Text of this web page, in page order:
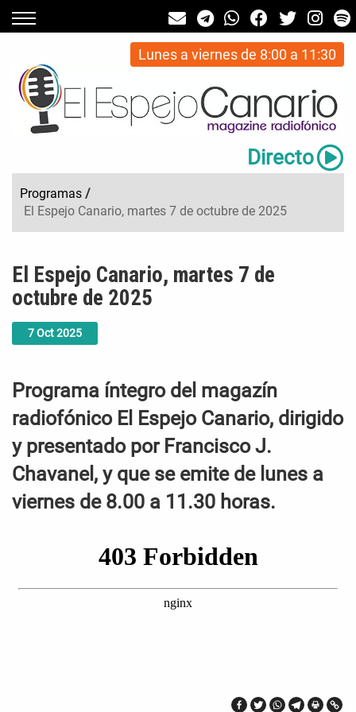
Lunes a viernes de 8:00 a 11:30
Directo
Programas /
El Espejo Canario, martes 7 de octubre de 2025
7Oct2025
El Espejo Canario, martes 7 de
octubre de 2025
Programa íntegro del magazín
radiofónico El Espejo Canario, dirigido
y presentado por Francisco J.
Chavanel, y que se emite de lunes a
viernes de 8.00 a 11.30 horas.